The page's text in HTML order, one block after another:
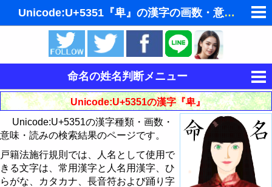
Unicode:U+5351『卑』の漢字の画数・意味・読み
ゆめの夢占い
人気の夢占い
東洋・西洋占星術
ホラリー占星術
手相占いで未来診断
タロットカードで無料占い
命名の姓名判断メニュー
運命を決める姓名
姓名判断
姓名判断で相性占い
読みから漢字を探す
Unicode:U+5351の漢字『卑』
Unicode:U+5351の漢字種類・画数・
意味・読みの検索結果のページです。
戸籍法施行規則では、人名として使用で
きる文字は、常用漢字と人名用漢字、ひ
らがな、カタカナ、長音符および踊り字